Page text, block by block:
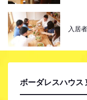
ボーダレスハウス
入居